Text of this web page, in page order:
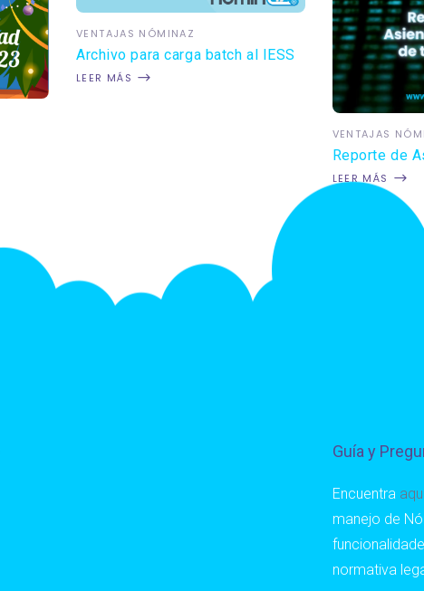
VENTAJAS NÓMINAZ
Archivo para carga batch al IESS
LEER MÁS
VENTAJAS
Reporte de
LEER MÁS
Guía y
Encuentra
manejo de
normativa